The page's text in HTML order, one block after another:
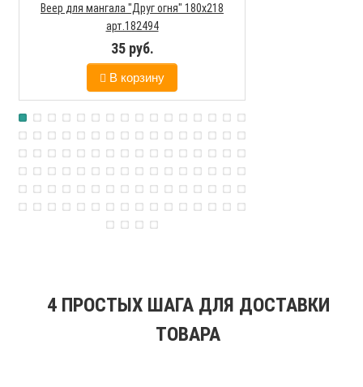
Веер для мангала "Друг огня" 180х218
арт.182494
35 руб.
В корзину
4 ПРОСТЫХ ШАГА ДЛЯ ДОСТАВКИ
ТОВАРА